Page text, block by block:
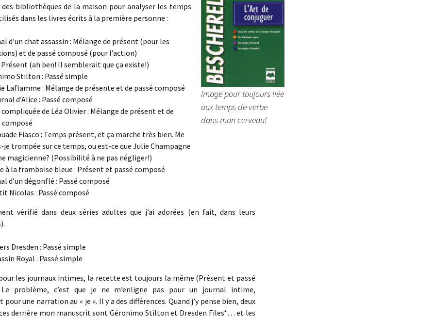
Image pour toujours liée
aux temps de verbe
dans mon cerveau!
bibliothèques de la maison pour analyser les temps
dans les livres écrits à la première personne :
d’un chat assassin : Mélange de présent (pour les
et de passé composé (pour l’action)
Présent (ah ben! Il semblerait que ça existe!)
Stilton : Passé simple
Laflamme : Mélange de présente et de passé composé
d’Alice : Passé composé
compliquée de Léa Olivier : Mélange de présent et de
composé
Fiasco : Temps présent, et ça marche très bien. Me
je trompée sur ce temps, ou est-ce que Julie Champagne
magicienne? (Possibilité à ne pas négliger!)
à la framboise bleue : Présent et passé composé
d’un dégonflé : Passé composé
Nicolas : Passé composé
vérifié dans deux séries adultes que j’ai adorées (en fait, dans leurs
Dresden : Passé simple
Royal : Passé simple
les journaux intimes, la recette est toujours la même (Présent et passé
Le problème, c’est que je ne m’enligne pas pour un journal intime,
une narration au « je ». Il y a des différences. Quand j’y pense bien, deux
derrière mon manuscrit sont Géronimo Stilton et Dresden Files*… et les